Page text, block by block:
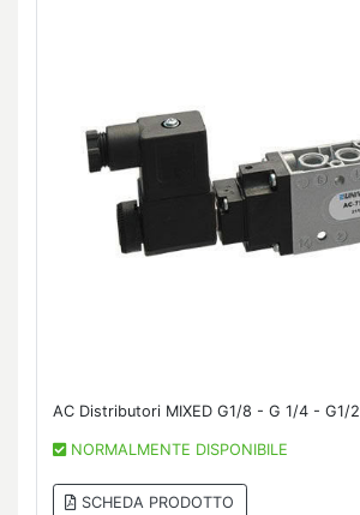
AC Distributori MIXED G1/8 - G 1/4 - G1/2
NORMALMENTE DISPONIBILE
SCHEDA PRODOTTO